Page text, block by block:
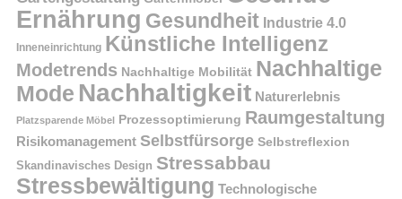
Ernährung Gesundheit Industrie 4.0
Inneneinrichtung Künstliche Intelligenz
Modetrends Nachhaltige Mobilität Nachhaltige
Mode Nachhaltigkeit Naturerlebnis
Platzsparende Möbel Prozessoptimierung Raumgestaltung
Risikomanagement Selbstfürsorge Selbstreflexion
Skandinavisches Design Stressabbau
Stressbewältigung Technologische